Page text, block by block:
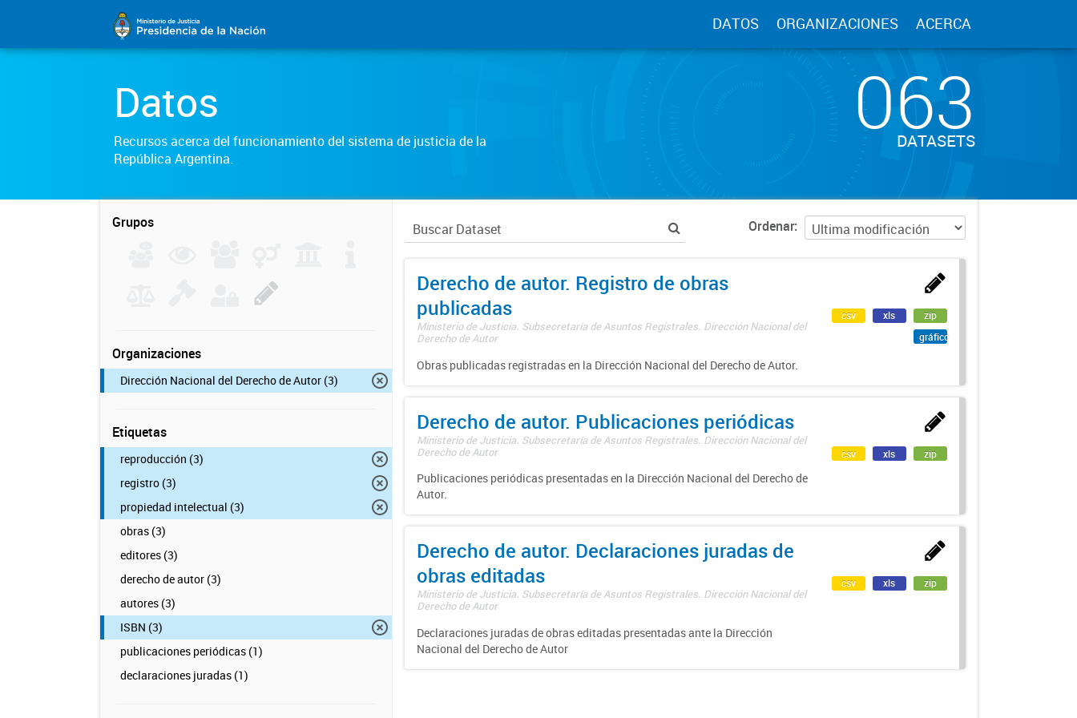
DATOS ORGANIZACIONES ACERCA
Datos
Recursos acerca del funcionamiento del sistema de justicia de la
República Argentina.
063
DATASETS
Grupos
Organizaciones
Dirección Nacional del Derecho de Autor (3)
Etiquetas
reproducción (3)
registro (3)
propiedad intelectual (3)
obras (3)
editores (3)
derecho de autor (3)
autores (3)
ISBN (3)
publicaciones periódicas (1)
declaraciones juradas (1)
Ordenar
Derecho de autor. Registro de obras
publicadas
Ministerio de Justicia. Subsecretaría de Asuntos Registrales. Dirección Nacional del
Derecho de Autor
Obras publicadas registradas en la Dirección Nacional del Derecho de Autor.
csv xls
zip
gráfico
Derecho de autor. Publicaciones periódicas
Ministerio de Justicia. Subsecretaría de Asuntos Registrales. Dirección Nacional del
Derecho de Autor
Publicaciones periódicas presentadas en la Dirección Nacional del Derecho de
Autor.
csv xls zip
Derecho de autor. Declaraciones juradas de
obras editadas
Ministerio de Justicia. Subsecretaría de Asuntos Registrales. Dirección Nacional del
Derecho de Autor
Declaraciones juradas de obras editadas presentadas ante la Dirección
Nacional del Derecho de Autor
csv xls zip